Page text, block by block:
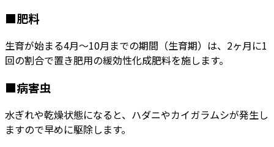
■肥料
生育が始まる4月〜10月までの期間（生育期）は、2ヶ月に1
回の割合で置き肥用の緩効性化成肥料を施します。
■病害虫
水ぎれや乾燥状態になると、ハダニやカイガラムシが発生し
ますので早めに駆除します。